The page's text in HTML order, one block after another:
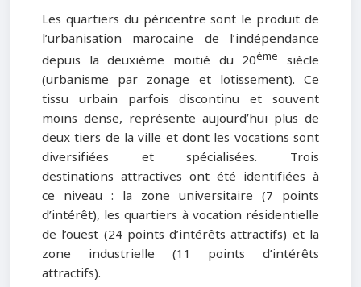
Les quartiers du péricentre sont le produit de
l’urbanisation marocaine de l’indépendance
depuis la deuxième moitié du 20ème siècle
(urbanisme par zonage et lotissement). Ce
tissu urbain parfois discontinu et souvent
moins dense, représente aujourd’hui plus de
deux tiers de la ville et dont les vocations sont
diversifiées et spécialisées. Trois
destinations attractives ont été identifiées à
ce niveau : la zone universitaire (7 points
d’intérêt), les quartiers à vocation résidentielle
de l’ouest (24 points d’intérêts attractifs) et la
zone industrielle (11 points d’intérêts
attractifs).